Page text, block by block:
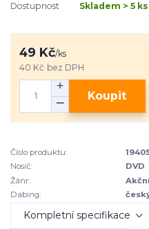
Dostupnost Skladem > 5 ks
49 Kč/ks
40 Kč bez DPH
Koupit
Číslo produktu:
Nosič:
DVD
Žánr:
Dabing:
Kompletní specifikace